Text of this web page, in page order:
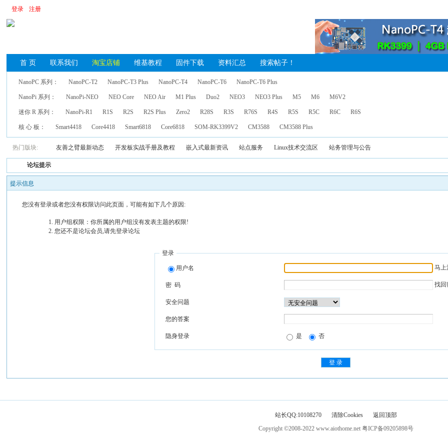
登录 注册
首 页 联系我们 淘宝店铺 维基教程 固件下载 资料汇总 搜索帖子！
NanoPC 系列： NanoPC-T2 NanoPC-T3 Plus NanoPC-T4 NanoPC-T6 NanoPC-T6 Plus
NanoPi 系列： NanoPi-NEO NEO Core NEO Air M1 Plus Duo2 NEO3 NEO3 Plus M5 M6 M6V2
迷你 R 系列： NanoPi-R1 R1S R2S R2S Plus Zero2 R28S R3S R76S R4S R5S R5C R6C R6S
核 心 板： Smart4418 Core4418 Smart6818 Core6818 SOM-RK3399V2 CM3588 CM3588 Plus
热门版块: 友善之臂最新动态 开发板实战手册及教程 嵌入式最新资讯 站点服务 Linux技术交流区 站务管理与公告
论坛提示
提示信息
您没有登录或者您没有权限访问此页面，可能有如下几个原因:
用户组权限：你所属的用户组没有发表主题的权限!
您还不是论坛会员,请先登录论坛
登录
用户名 马上
密 码 找回
安全问题
您的答案
隐身登录 是 否
站长QQ:10108270 清除Cookies
返回顶部
Copyright ©2008-2022 www.aiothome.net 粤ICP备09205898号